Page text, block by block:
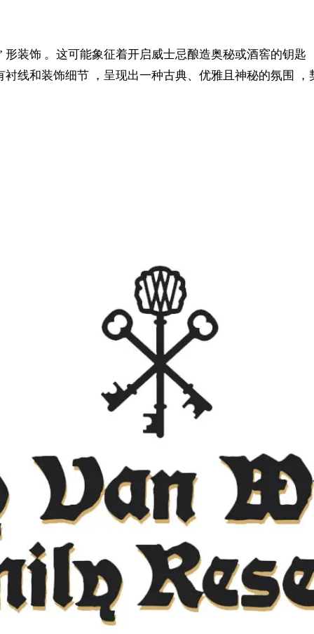
装饰 。这可能象征着开启威士忌酿造奥秘或酒窖的钥
线和装饰细节 ，呈现出一种古典、优雅且神秘的氛围